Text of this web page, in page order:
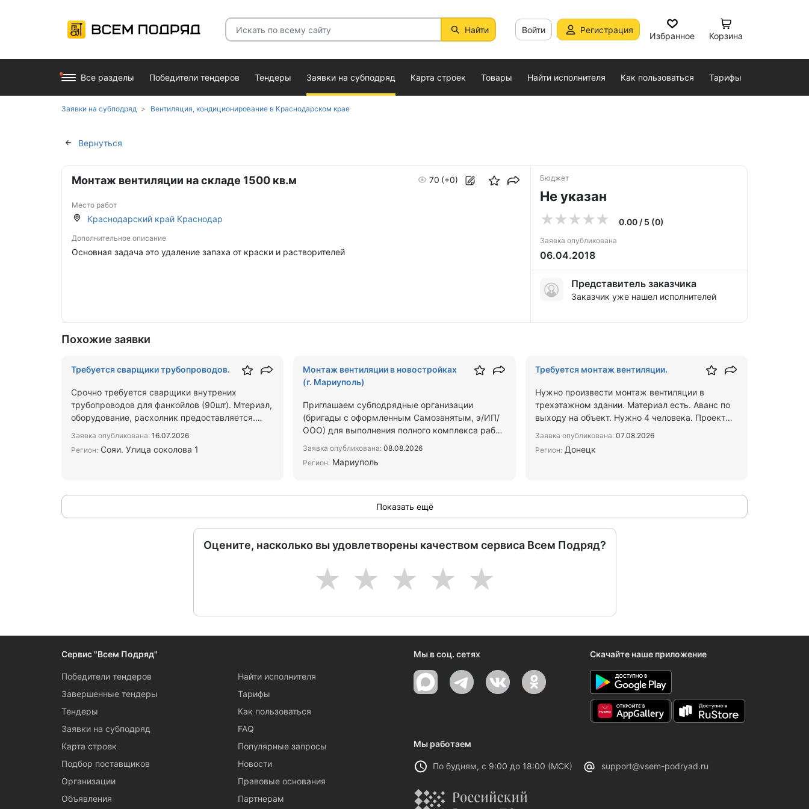
Найти Войти Регистрация
Избранное Корзина
Все разделы Победители тендеров Тендеры Заявки на субподряд Карта строек Товары Найти исполнителя Как пользоваться Тарифы
Заявки на субподряд Вентиляция, кондиционирование в Краснодарском крае
Вернуться
Монтаж вентиляции на складе 1500 кв.м 70 (+0)
Место работ
Краснодарский край Краснодар
Дополнительное описание
Основная задача это удаление запаха от краски и растворителей
Бюджет
Не указан
0.00 / 5 (0)
Заявка опубликована
06.04.2018
Представитель заказчика
Заказчик уже нашел исполнителей
Похожие заявки
Требуется сварщики трубопроводов.
Срочно требуется сварщики внутрених
трубопроводов для фанкойлов (90шт). Мтериал,
оборудование, расхолник предоставляется.
Заявка опубликована: 16.07.2026
Регион: Сояи. Улица соколова 1
Монтаж вентиляции в новостройках
(г. Мариуполь)
Приглашаем субподрядные организации
(бригады с оформленным Самозанятым, э/ИП/
ООО) для выполнения полного комплекса работ
Заявка опубликована: 08.08.2026
Регион: Мариуполь
Требуется монтаж вентиляции.
Нужно произвести монтаж вентиляции в
трехэтажном здании. Материал есть. Аванс по
выходу на объект. Нужно 4 человека. Проект
Заявка опубликована:07.08.2026
Регион:Донецк
Показать ещё
Оцените, насколько вы удовлетворены качеством сервиса Всем Подряд?
5
4
3
2
1
Сервис "Всем Подряд"
Победители тендеров
Завершенные тендеры
Тендеры
Заявки на субподряд
Карта строек
Подбор поставщиков
Организации
Объявления
Найти исполнителя
Тарифы
Как пользоваться
FAQ
Популярные запросы
Новости
Правовые основания
Партнерам
Мы в соц. сетях Скачайте наше приложение
Мы работаем
По будням, с 9:00 до 18:00 (МСК) support@vsem-podryad.ru